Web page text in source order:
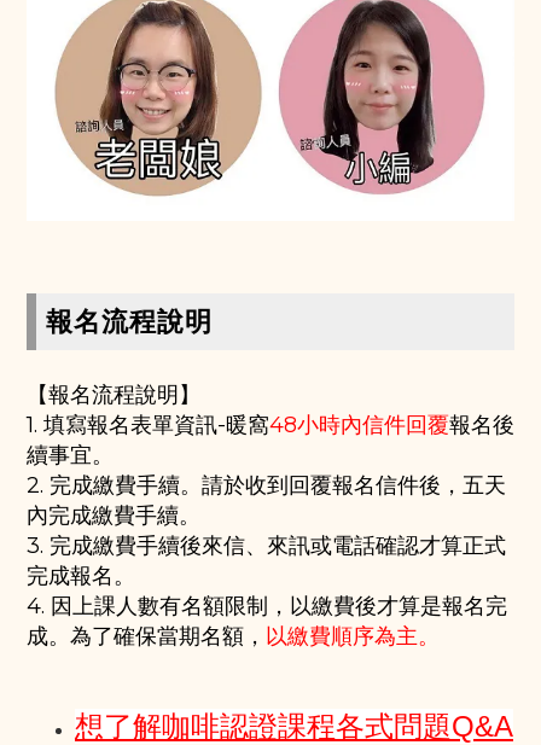
報名流程說明
【報名流程說明】
1. 填寫報名表單資訊-暖窩48小時內信件回覆報名後
續事宜。
2. 完成繳費手續。請於收到回覆報名信件後，五天
內完成繳費手續。
3. 完成繳費手續後來信、來訊或電話確認才算正式
完成報名。
4. 因上課人數有名額限制，以繳費後才算是報名完
成。為了確保當期名額， 以繳費順序為主。
想了解咖啡認證課程各式問題Q&A